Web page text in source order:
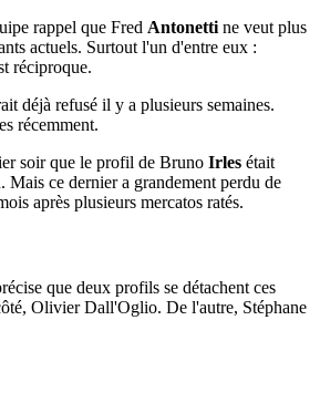
rappel que Fred Antonetti ne veut plus
actuels. Surtout l'un d'entre eux :
réciproque.
déjà refusé il y a plusieurs semaines.
récemment.
soir que le profil de Bruno Irles était
Mais ce dernier a grandement perdu de
après plusieurs mercatos ratés.
que deux profils se détachent ces
Olivier Dall'Oglio. De l'autre, Stéphane